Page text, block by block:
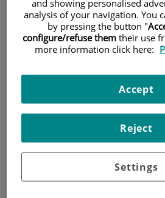
INICIO|FORMACIÓN Y EMPLEO
|PLAZA DE LICENCIADO
MOLECULAR CLÍNICA)
and showing personalised
analysis of your navigation. You
by pressing the button "
configure/refuse them their use
more information click here:
Settings
Reject
Accept